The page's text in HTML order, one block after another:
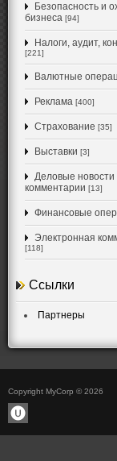
Безопасность и
бизнеса [94]
Налоги, аудит,
[221]
Валютные
Реклама [400]
Страхование [35]
Выставки [3]
Деловые новости
комментарии [13]
Финансовые
Электронная
[118]
Ссылки
Партнеры
Copyright MyCorp © 2026